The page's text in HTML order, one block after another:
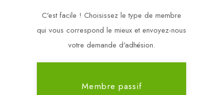
C'est facile ! Choisissez le type de membre
qui vous correspond le mieux et envoyez-nous
votre demande d'adhésion.
Membre passif